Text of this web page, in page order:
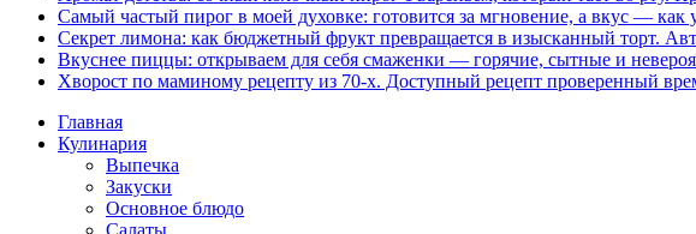
Самый частый пирог в моей духовке: готовится за мгновение, а вкус — как
Секрет лимона: как бюджетный фрукт превращается в изысканный торт.
Вкуснее пиццы: открываем для себя смаженки — горячие, сытные и
Хворост по маминому рецепту из 70-х. Доступный рецепт проверенный
Главная
Кулинария
Выпечка
Закуски
Основное блюдо
Салаты